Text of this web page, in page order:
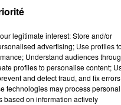
À
legitimate interest: Store and/or
advertising; Use profiles to
Understand audiences
profiles to personalise content;
and detect fraud, and fix
technologies may process personal
based on information actively